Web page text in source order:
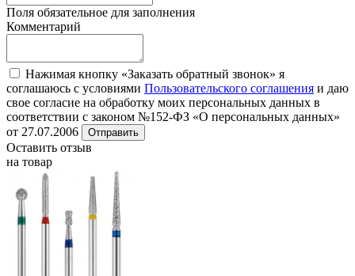
Поля обязательное для заполнения
Комментарий
Нажимая кнопку «Заказать обратный звонок» я
соглашаюсь с условиями Пользовательского соглашения и даю
свое согласие на обработку моих персональных данных в
соответствии с законом №152-ФЗ «О персональных данных»
от 27.07.2006
Отправить
Оставить отзыв
на товар